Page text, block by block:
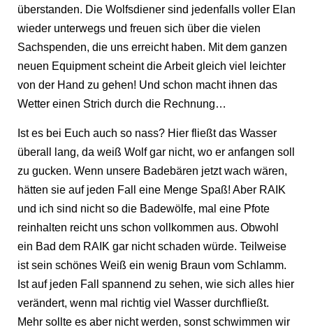
überstanden. Die Wolfsdiener sind jedenfalls voller Elan
wieder unterwegs und freuen sich über die vielen
Sachspenden, die uns erreicht haben. Mit dem ganzen
neuen Equipment scheint die Arbeit gleich viel leichter
von der Hand zu gehen! Und schon macht ihnen das
Wetter einen Strich durch die Rechnung…
Ist es bei Euch auch so nass? Hier fließt das Wasser
überall lang, da weiß Wolf gar nicht, wo er anfangen soll
zu gucken. Wenn unsere Badebären jetzt wach wären,
hätten sie auf jeden Fall eine Menge Spaß! Aber RAIK
und ich sind nicht so die Badewölfe, mal eine Pfote
reinhalten reicht uns schon vollkommen aus. Obwohl
ein Bad dem RAIK gar nicht schaden würde. Teilweise
ist sein schönes Weiß ein wenig Braun vom Schlamm.
Ist auf jeden Fall spannend zu sehen, wie sich alles hier
verändert, wenn mal richtig viel Wasser durchfließt.
Mehr sollte es aber nicht werden, sonst schwimmen wir